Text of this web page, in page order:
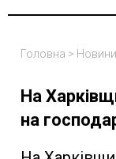
Головна > Новини
На
на